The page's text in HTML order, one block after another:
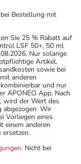
die auf
Lassen Sie
vor Einnahme
und ähnliche
und ähnliche
Glucose.
müssen, sollten
Bestellung mit
Sie 25 % Rabatt auf
LSF 50+, 50 ml
Nur solange
Artikel,
sowie bei
anderen
und nur
APONEO App. Nach
wird der Wert des
abgezogen. Wir
Vorliegen eines
einem anderen
ersetzen.
. Nicht bei